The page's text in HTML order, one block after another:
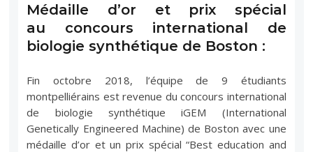
Médaille d’or et prix spécial
au concours international de
biologie synthétique de Boston :
Fin octobre 2018, l’équipe de 9 étudiants
montpelliérains est revenue du concours international
de biologie synthétique iGEM (International
Genetically Engineered Machine) de Boston avec une
médaille d’or et un prix spécial “Best education and